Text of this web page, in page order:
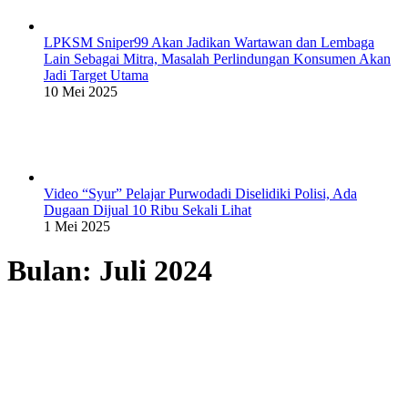
LPKSM Sniper99 Akan Jadikan Wartawan dan Lembaga
Lain Sebagai Mitra, Masalah Perlindungan Konsumen Akan
Jadi Target Utama
10 Mei 2025
Video “Syur” Pelajar Purwodadi Diselidiki Polisi, Ada
Dugaan Dijual 10 Ribu Sekali Lihat
1 Mei 2025
Bulan: Juli 2024